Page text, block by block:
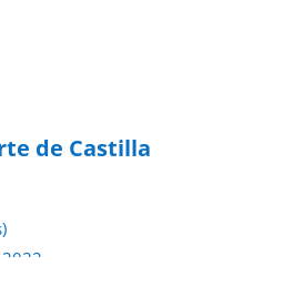
de Castilla